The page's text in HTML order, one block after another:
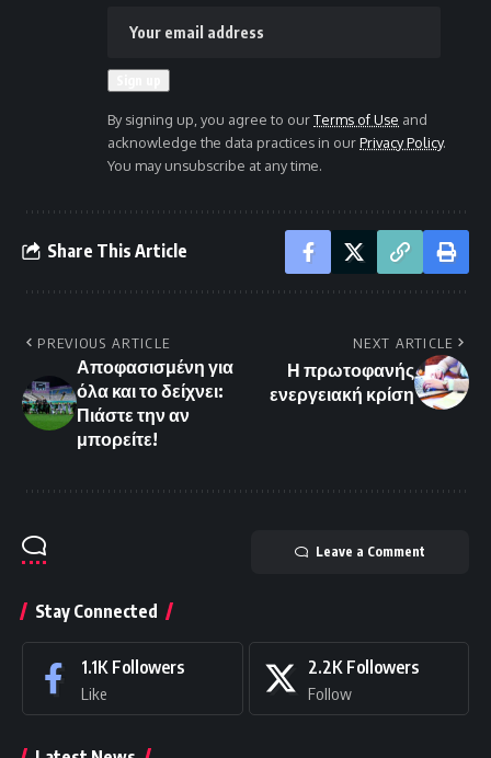
By signing up, you agree to ourTerms of Use and
acknowledge the data practices in ourPrivacy Policy.
You may unsubscribe at any time.
Share This Article
PREVIOUS ARTICLE
Αποφασισμένη για
όλα και το δείχνει:
Πιάστε την αν
μπορείτε!
NEXT ARTICLE
Η πρωτοφανής
ενεργειακή κρίση
Leave a Comment
Stay Connected
1.1K Followers
Like
2.2K Followers
Follow